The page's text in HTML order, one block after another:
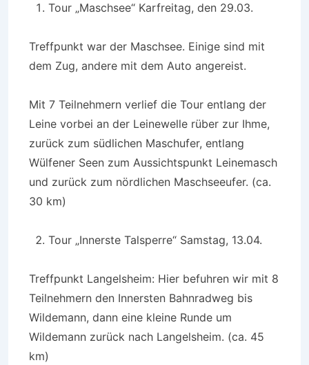
Tour „Maschsee“ Karfreitag, den 29.03.
Treffpunkt war der Maschsee. Einige sind mit
dem Zug, andere mit dem Auto angereist.
Mit 7 Teilnehmern verlief die Tour entlang der
Leine vorbei an der Leinewelle rüber zur Ihme,
zurück zum südlichen Maschufer, entlang
Wülfener Seen zum Aussichtspunkt Leinemasch
und zurück zum nördlichen Maschseeufer. (ca.
30 km)
Tour „Innerste Talsperre“ Samstag, 13.04.
Treffpunkt Langelsheim: Hier befuhren wir mit 8
Teilnehmern den Innersten Bahnradweg bis
Wildemann, dann eine kleine Runde um
Wildemann zurück nach Langelsheim. (ca. 45
km)